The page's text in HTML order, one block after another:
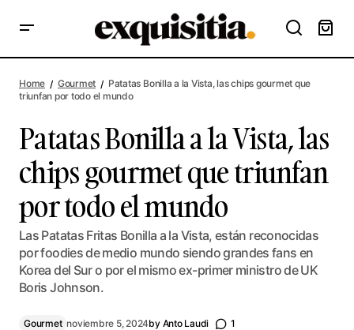
todo el mundo
Home Gourmet
Patatas Bonilla a la Vista, las chips gourmet que
triunfan por todo el mundo
Patatas Bonilla a la Vista, las
chips gourmet que triunfan
por todo el mundo
Las Patatas Fritas Bonilla a la Vista, están reconocidas
por foodies de medio mundo siendo grandes fans en
Korea del Sur o por el mismo ex-primer ministro de UK
Boris Johnson.
Gourmet noviembre 5, 2024by Anto Laudi 1